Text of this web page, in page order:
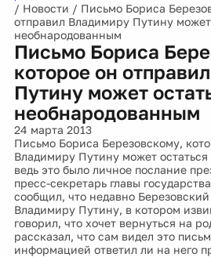
/ Новости / Письмо Бориса
отправил Владимиру Путину может
необнародованным
Письмо Бориса
которое он
Путину может
необнародованным
24 марта 2013
Письмо Бориса Березовскому,
Владимиру Путину может
ведь это было личное послание
пресс-секретарь главы
сообщил, что недавно
Владимиру Путину, в котором
говорил, что хочет вернуться на
рассказал, что сам видел это
информацией ответил ли на него